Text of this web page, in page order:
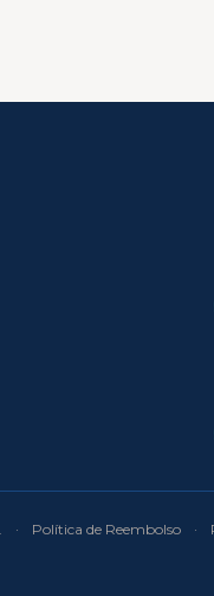
· Política de Reembolso ·